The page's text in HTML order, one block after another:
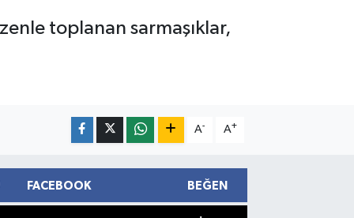
toplanan sarmaşıklar,
A- A+
FACEBOOK BEĞEN